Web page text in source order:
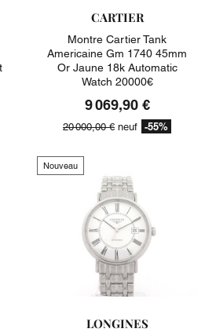
CARTIER
Montre Cartier Tank
Americaine Gm 1740 45mm
Or Jaune 18k Automatic
Watch 20000€
9 069,90 €
20 000,00 € neuf -55%
Nouveau
LONGINES